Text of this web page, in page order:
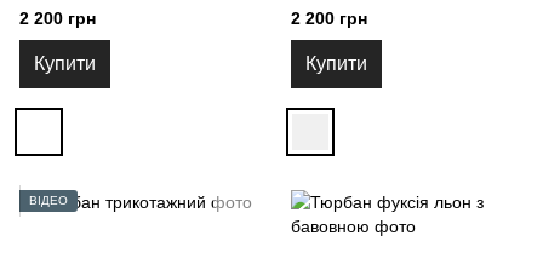
2 200 грн
Купити
2 200 грн
Купити
ВІДЕО